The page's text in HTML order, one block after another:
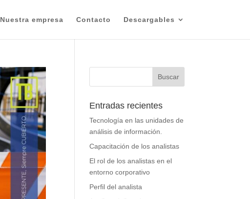
Nuestra empresa Contacto Descargables
Entradas recientes
Tecnología en las unidades de
análisis de información.
Capacitación de los analistas
El rol de los analistas en el
entorno corporativo
Perfil del analista